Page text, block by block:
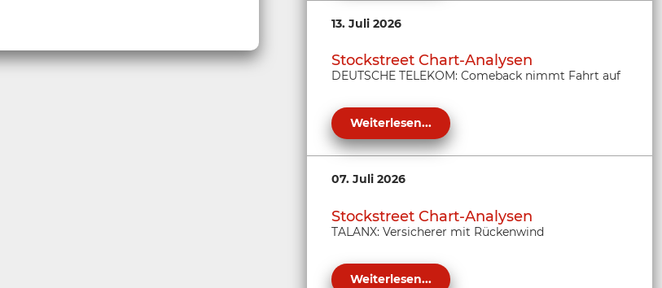
13. Juli 2026
Stockstreet Chart-Analysen
DEUTSCHE TELEKOM: Comeback nimmt Fahrt auf
Weiterlesen...
07. Juli 2026
Stockstreet Chart-Analysen
TALANX: Versicherer mit Rückenwind
Weiterlesen...